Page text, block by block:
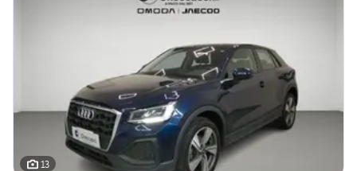
13